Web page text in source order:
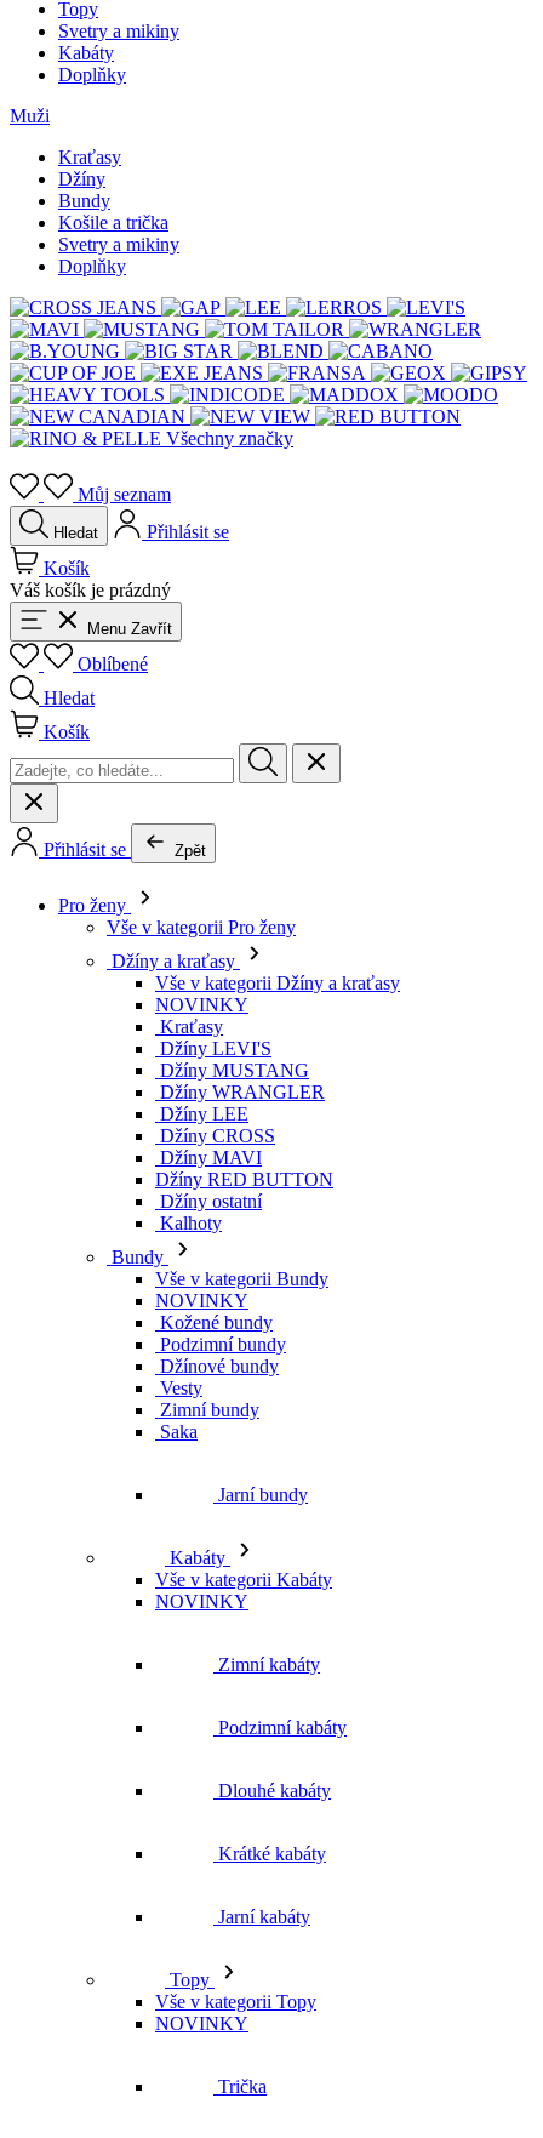
Topy
Svetry a mikiny
Kabáty
Doplňky
Muži
Kraťasy
Džíny
Bundy
Košile a trička
Svetry a mikiny
Doplňky
Všechny značky
Můj seznam
Hledat
Přihlásit se
Košík
Váš košík je prázdný
Menu Zavřít
Oblíbené
Hledat
Košík
Přihlásit se Zpět
Pro ženy
Vše v kategorii Pro ženy
Džíny a kraťasy
Vše v kategorii Džíny a kraťasy
NOVINKY
Kraťasy
Džíny LEVI'S
Džíny MUSTANG
Džíny WRANGLER
Džíny LEE
Džíny CROSS
Džíny MAVI
Džíny RED BUTTON
Džíny ostatní
Kalhoty
Bundy
Vše v kategorii Bundy
NOVINKY
Kožené bundy
Podzimní bundy
Džínové bundy
Vesty
Zimní bundy
Saka
Jarní bundy
Kabáty
Vše v kategorii Kabáty
NOVINKY
Zimní kabáty
Podzimní kabáty
Dlouhé kabáty
Krátké kabáty
Jarní kabáty
Topy
Vše v kategorii Topy
NOVINKY
Trička